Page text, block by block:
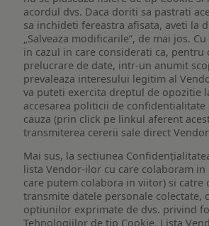
acordul dvs. Daca doriti sa pastrati
sa inchideti fereastra afisata, aveti la
„Salveaza modificarile”, de mai jos.
in cazul in care considerati ca, pentru
prelucrare de date, intr-un anumit
prevaleaza interesului legitim al
va puteti exercita dreptul de opozitie
accesarea politicii de
cauza (prin click pe linkul aferent
transmiterea cererii sale direct
Mai sus, la sectiunea
lista Vendor-ilor cu care colaboram in
care putem colabora in viitor) si catre
transmite datele personale colectate,
optiunilor exprimate de dvs. privind
Tehnologiilor de tip Cookie. Lista